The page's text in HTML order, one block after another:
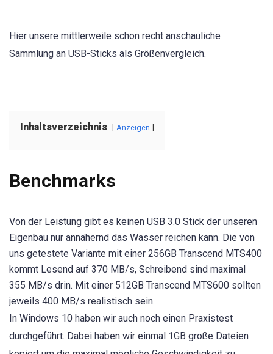
Hier unsere mittlerweile schon recht anschauliche
Sammlung an USB-Sticks als Größenvergleich.
Inhaltsverzeichnis Anzeigen
Benchmarks
Von der Leistung gibt es keinen USB 3.0 Stick der unseren
Eigenbau nur annähernd das Wasser reichen kann. Die von
uns getestete Variante mit einer 256GB Transcend MTS400
kommt Lesend auf 370 MB/s, Schreibend sind maximal
355 MB/s drin. Mit einer 512GB Transcend MTS600 sollten
jeweils 400 MB/s realistisch sein.
In Windows 10 haben wir auch noch einen Praxistest
durchgeführt. Dabei haben wir einmal 1GB große Dateien